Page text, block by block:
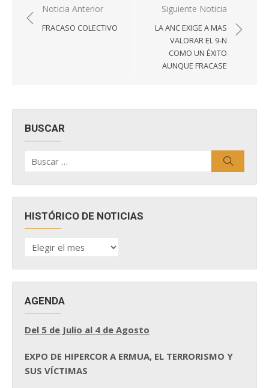
Navegación
de
Noticia Anterior
FRACASO COLECTIVO
Siguiente Noticia
LA ANC EXIGE A MAS
VALORAR EL 9-N
COMO UN ÉXITO
AUNQUE FRACASE
BUSCAR
por:
HISTÓRICO DE NOTICIAS
HISTÓRICO
DE
AGENDA
Del 5 de Julio al 4 de Agosto
EXPO DE HIPERCOR A ERMUA, EL TERRORISMO Y
SUS VÍCTIMAS